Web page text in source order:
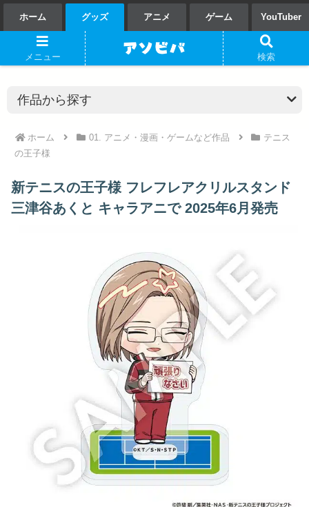
ホーム グッズ アニメ ゲーム YouTuber
ホーム 01. アニメ・漫画・ゲームなど作品
テニス
の王子様
新テニスの王子様 フレフレアクリルスタンド
三津谷あくと キャラアニで 2025年6月発売
メニュー 検索